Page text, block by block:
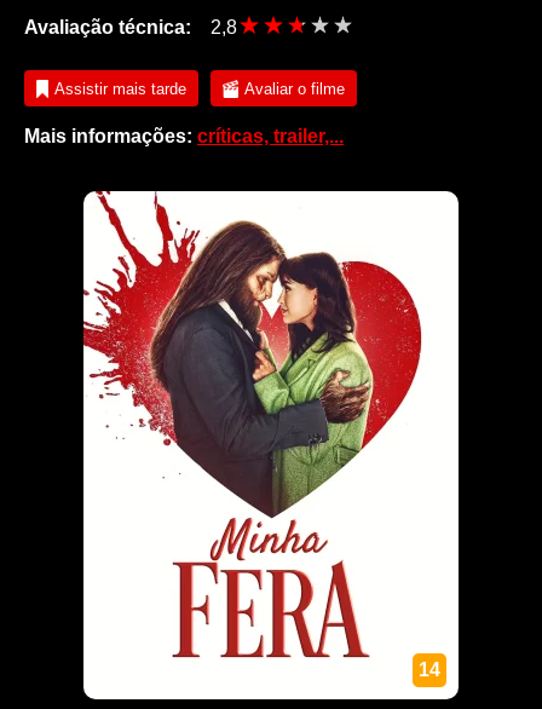
Avaliação técnica: 2,8
Assistir mais tarde Avaliar o filme
Mais informações: críticas, trailer,...
14